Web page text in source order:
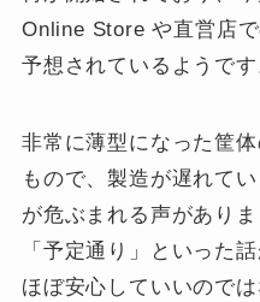
Online Store や直営店
予想されているようです
非常に薄型になった筐
もので、製造が遅れて
が危ぶまれる声があり
「予定通り」といった
ほぼ安心していいのでは